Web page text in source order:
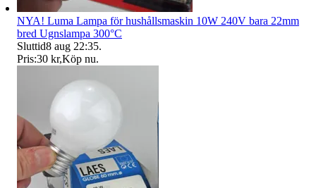
NYA! Luma Lampa för hushållsmaskin 10W 240V bara 22mm
bred Ugnslampa 300°C
Sluttid8 aug 22:35.
Pris:30 kr,Köp nu.